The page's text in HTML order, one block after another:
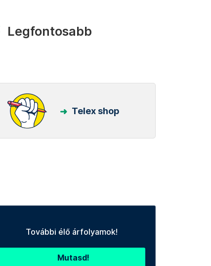
Legfontosabb
Telex shop
További élő árfolyamok!
Mutasd!